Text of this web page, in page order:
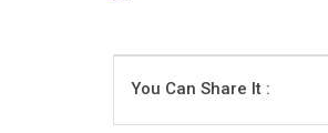
You Can Share It :